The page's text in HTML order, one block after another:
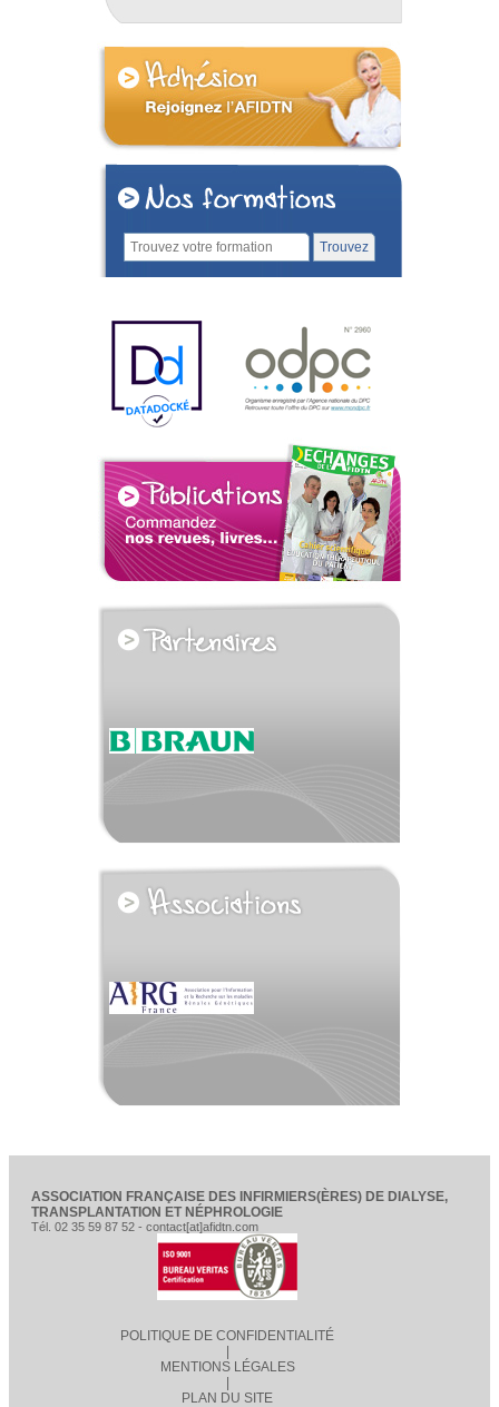
voir tous les partenaires
ASSOCIATION FRANÇAISE DES INFIRMIERS(ÈRES) DE DIALYSE,
TRANSPLANTATION ET NÉPHROLOGIE
Tél. 02 35 59 87 52 - contact[at]afidtn.com
POLITIQUE DE CONFIDENTIALITÉ
MENTIONS LÉGALES
PLAN DU SITE